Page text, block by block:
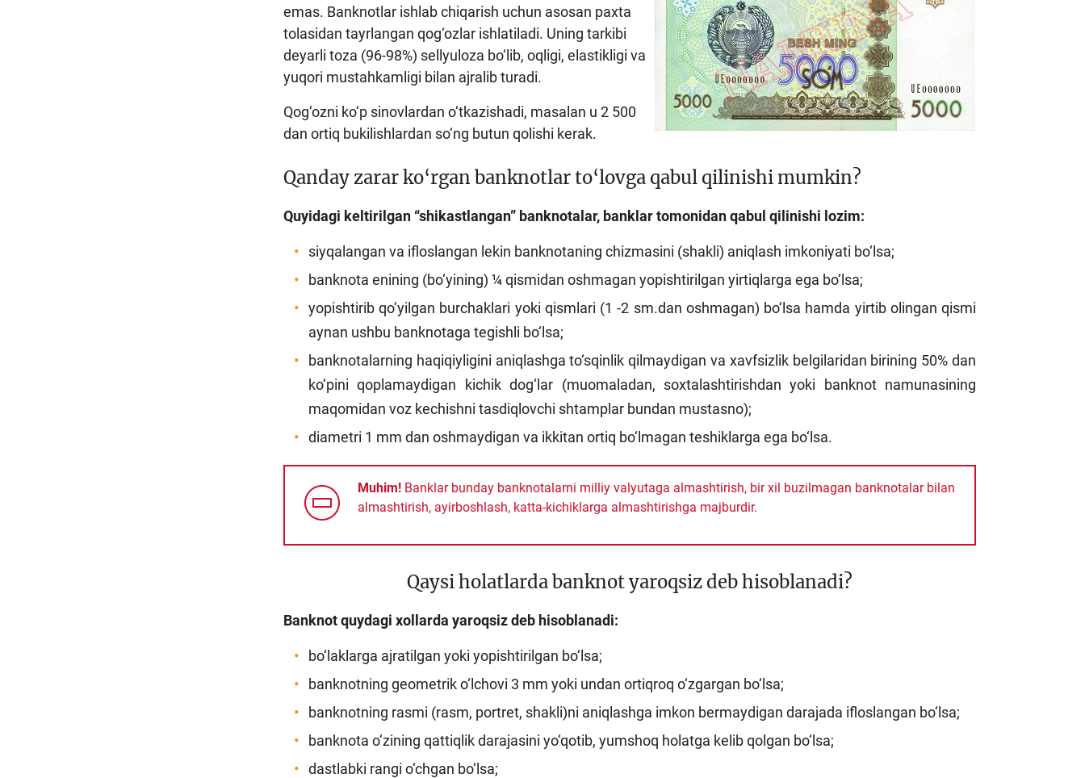
emas. Banknotlar ishlab chiqarish uchun asosan paxta
tolasidan tayrlangan qog‘ozlar ishlatiladi. Uning tarkibi
deyarli toza (96-98%) sellyuloza bo‘lib, oqligi, elastikligi va
yuqori mustahkamligi bilan ajralib turadi.
Qog‘ozni ko‘p sinovlardan o‘tkazishadi, masalan u 2 500
dan ortiq bukilishlardan so‘ng butun qolishi kerak.
Qanday zarar ko‘rgan banknotlar to‘lovga qabul qilinishi mumkin?
Quyidagi keltirilgan “shikastlangan” banknotalar, banklar tomonidan qabul qilinishi lozim:
siyqalangan va ifloslangan lekin banknotaning chizmasini (shakli) aniqlash imkoniyati bo‘lsa;
banknota enining (bo‘yining) ¼ qismidan oshmagan yopishtirilgan yirtiqlarga ega bo‘lsa;
yopishtirib qo‘yilgan burchaklari yoki qismlari (1 -2 sm.dan oshmagan) bo‘lsa hamda yirtib olingan qismi
aynan ushbu banknotaga tegishli bo‘lsa;
banknotalarning haqiqiyligini aniqlashga to‘sqinlik qilmaydigan va xavfsizlik belgilaridan birining 50% dan
ko‘pini qoplamaydigan kichik dog‘lar (muomaladan, soxtalashtirishdan yoki banknot namunasining
maqomidan voz kechishni tasdiqlovchi shtamplar bundan mustasno);
diametri 1 mm dan oshmaydigan va ikkitan ortiq bo‘lmagan teshiklarga ega bo‘lsa.
Muhim! Banklar bunday banknotalarni milliy valyutaga almashtirish, bir xil buzilmagan banknotalar bilan
almashtirish, ayirboshlash, katta-kichiklarga almashtirishga majburdir.
Qaysi holatlarda banknot yaroqsiz deb hisoblanadi?
Banknot quydagi xollarda yaroqsizdeb hisoblanadi:
bo‘laklarga ajratilgan yoki yopishtirilgan bo‘lsa;
banknotning geometrik o‘lchovi 3 mm yoki undan ortiqroq o‘zgargan bo‘lsa;
banknotning rasmi (rasm, portret, shakli)ni aniqlashga imkon bermaydigan darajada ifloslangan bo‘lsa;
banknota o‘zining qattiqlik darajasini yo‘qotib, yumshoq holatga kelib qolgan bo‘lsa;
dastlabki rangi o‘chgan bo‘lsa;